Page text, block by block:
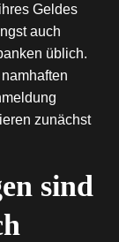
Geldes
auch
üblich.
zunächst
sind